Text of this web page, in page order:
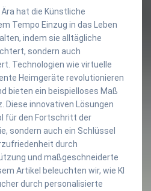
hat die Künstliche
Tempo Einzug in das Leben
indem sie alltägliche
sondern auch
Technologien wie virtuelle
Heimgeräte revolutionieren
bieten ein beispielloses Maß
Diese innovativen Lösungen
für den Fortschritt der
sondern auch ein Schlüssel
durch
und maßgeschneiderte
Artikel beleuchten wir, wie KI
durch personalisierte